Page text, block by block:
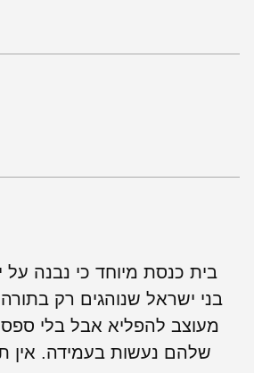
בית כנסת מיוחד כי נבנה על
בני ישראל שנוהגים רק
מעוצב להפליא אבל בלי
שלהם נעשות בעמידה. אין